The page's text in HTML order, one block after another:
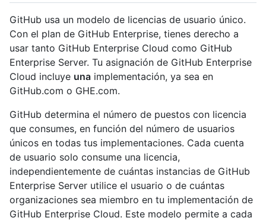
GitHub usa un modelo de licencias de usuario único.
Con el plan de GitHub Enterprise, tienes derecho a
usar tanto GitHub Enterprise Cloud como GitHub
Enterprise Server. Tu asignación de GitHub Enterprise
Cloud incluye una implementación, ya sea en
GitHub.com o GHE.com.
GitHub determina el número de puestos con licencia
que consumes, en función del número de usuarios
únicos en todas tus implementaciones. Cada cuenta
de usuario solo consume una licencia,
independientemente de cuántas instancias de GitHub
Enterprise Server utilice el usuario o de cuántas
organizaciones sea miembro en tu implementación de
GitHub Enterprise Cloud. Este modelo permite a cada